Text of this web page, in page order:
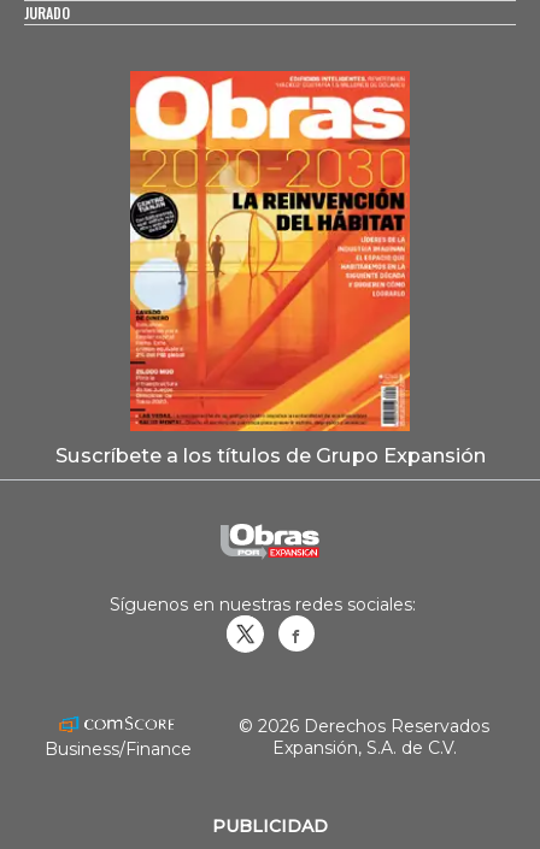
JURADO
Suscríbete a los títulos de Grupo Expansión
PUBLICIDAD
Síguenos en nuestras redes sociales:
Business/Finance
© 2026 Derechos Reservados
Expansión, S.A. de C.V.